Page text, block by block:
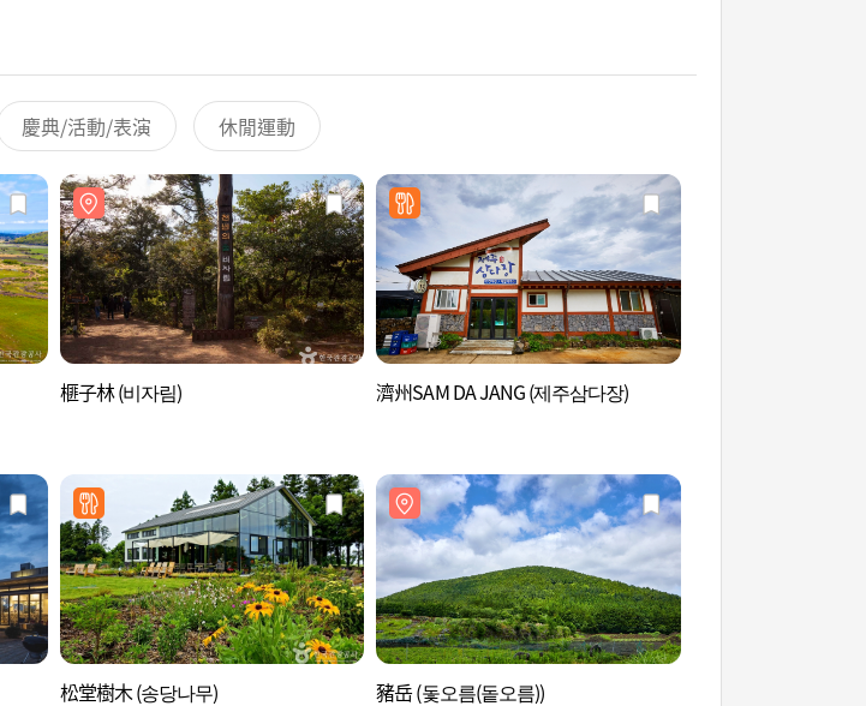
慶典/活動/表演 休閒運動
榧子林 (비자림) 濟州SAM DA JANG (제주삼다장)
松堂樹木 (송당나무) 豬岳 (돛오름(돝오름))